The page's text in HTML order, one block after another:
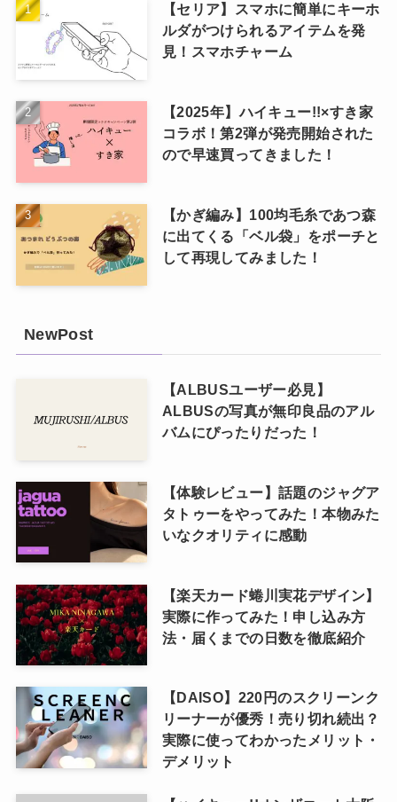
【セリア】スマホに簡単にキーホ
ルダがつけられるアイテムを発
見！スマホチャーム
【2025年】ハイキュー!!×すき家
コラボ！第2弾が発売開始された
ので早速買ってきました！
【かぎ編み】100均毛糸であつ森
に出てくる「ベル袋」をポーチと
して再現してみました！
NewPost
【ALBUSユーザー必見】
ALBUSの写真が無印良品のアル
バムにぴったりだった！
【体験レビュー】話題のジャグア
タトゥーをやってみた！本物みた
いなクオリティに感動
【楽天カード蜷川実花デザイン】
実際に作ってみた！申し込み方
法・届くまでの日数を徹底紹介
【DAISO】220円のスクリーンク
リーナーが優秀！売り切れ続出？
実際に使ってわかったメリット・
デメリット